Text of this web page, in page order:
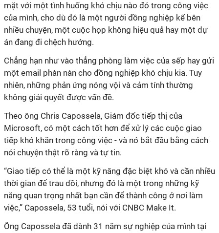
mặt với một tình huống khó chịu nào đó trong công việc
của mình, cho dù đó là một người đồng nghiệp kế bên
nhiều chuyện, một cuộc họp không hiệu quả hay một dự
án đang đi chệch hướng.
Chẳng hạn như vào thẳng phòng làm việc của sếp hay gửi
một email phàn nàn cho đồng nghiệp khó chịu kia. Tuy
nhiên, những phản ứng nóng vội và cảm tính thường
không giải quyết được vấn đề.
Theo ông Chris Capossela, Giám đốc tiếp thị của
Microsoft, có một cách tốt hơn để xử lý các cuộc giao
tiếp khó khăn trong công việc - và nó bắt đầu bằng cách
nói chuyện thật rõ ràng và tự tin.
“Giao tiếp có thể là một kỹ năng đặc biệt khó và cần nhiều
thời gian để trau dồi, nhưng đó là một trong những kỹ
năng quan trọng nhất bạn cần để thành công ở nơi làm
việc,” Capossela, 53 tuổi, nói với CNBC Make It.
Ông Capossela đã dành 31 năm sự nghiệp của mình tại